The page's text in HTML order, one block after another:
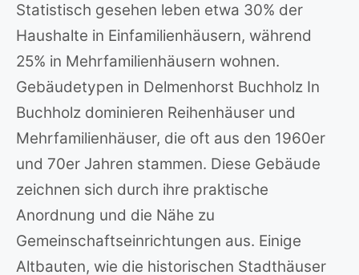
Statistisch gesehen leben etwa 30% der
Haushalte in Einfamilienhäusern, während
25% in Mehrfamilienhäusern wohnen.
Gebäudetypen in Delmenhorst Buchholz In
Buchholz dominieren Reihenhäuser und
Mehrfamilienhäuser, die oft aus den 1960er
und 70er Jahren stammen. Diese Gebäude
zeichnen sich durch ihre praktische
Anordnung und die Nähe zu
Gemeinschaftseinrichtungen aus. Einige
Altbauten, wie die historischen Stadthäuser